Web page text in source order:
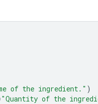
of the ingredient." )
"Quantity of the